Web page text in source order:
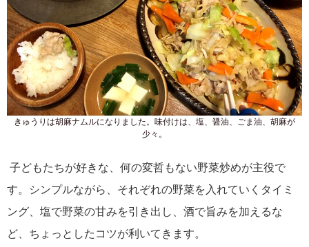
きゅうりは胡麻ナムルになりました。味付けは、塩、醤油、ごま油、胡麻が
少々。
子どもたちが好きな、何の変哲もない野菜炒めが主役で
す。シンプルながら、それぞれの野菜を入れていくタイミ
ング、塩で野菜の甘みを引き出し、酒で旨みを加えるな
ど、ちょっとしたコツが利いてきます。